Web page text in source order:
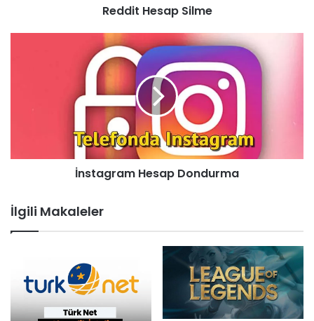
Reddit Hesap Silme
İnstagram Hesap Dondurma
İlgili Makaleler